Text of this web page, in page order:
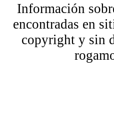
Información
encontradas en
copyright y sin